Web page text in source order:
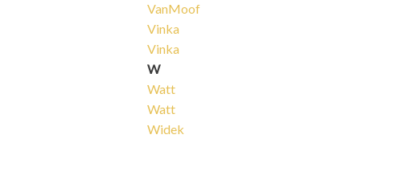
VanMoof
Vinka
Vinka
W
Watt
Watt
Widek